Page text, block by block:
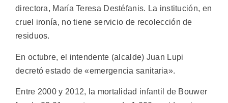
directora, María Teresa Destéfanis. La institución, en
cruel ironía, no tiene servicio de recolección de
residuos.
En octubre, el intendente (alcalde) Juan Lupi
decretó estado de «emergencia sanitaria».
Entre 2000 y 2012, la mortalidad infantil de Bouwer